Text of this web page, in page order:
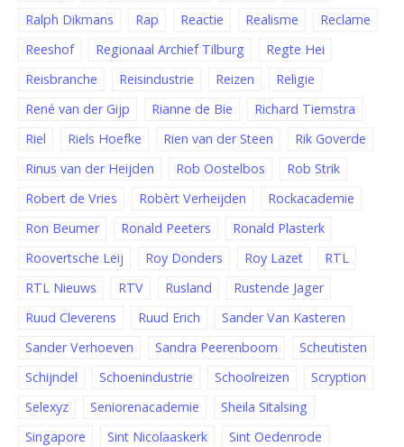
Ralph Dikmans
Rap Reactie Realisme
Reclame
Reeshof
Regionaal Archief Tilburg
Regte Hei
Reisbranche
Reisindustrie Reizen
Religie
René van der Gijp
Rianne de Bie
Richard Tiemstra
Riel
Riels Hoefke Rien van der Steen
Rik Goverde
Rinus van der Heijden
Rob Oostelbos
Rob Strik
Robert de Vries
Robèrt Verheijden
Rockacademie
Ron Beumer
Ronald Peeters
Ronald Plasterk
Roovertsche Leij
Roy Donders Roy Lazet
RTL
RTL Nieuws
RTV Rusland
Rustende Jager
Ruud Cleverens
Ruud Erich
Sander Van Kasteren
Sander Verhoeven
Sandra Peerenboom
Scheutisten
Schijndel
Schoenindustrie Schoolreizen
Scryption
Selexyz
Seniorenacademie
Sheila Sitalsing
Singapore
Sint Nicolaaskerk
Sint Oedenrode